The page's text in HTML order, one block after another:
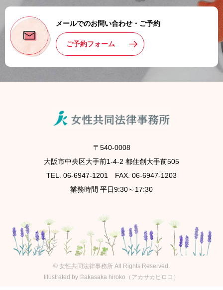
メールでのお問い合わせ・ご予約
ご予約フォーム
〒540-0008
大阪市中央区大手前1-4-2 都住創大手前505
TEL. 06-6947-1201 FAX. 06-6947-1203
業務時間 平日9:30～17:30
© 女性共同法律事務所 All Rights Reserved.
Illustrated by ©akasaka hiroko（アカサカヒロコ）